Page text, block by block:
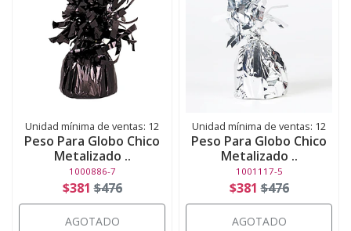
Unidad mínima de ventas: 12
Peso Para Globo Chico
Metalizado ..
1000886-7
$381 $476
AGOTADO
Unidad mínima de ventas: 12
Peso Para Globo Chico
Metalizado ..
1001117-5
$381 $476
AGOTADO